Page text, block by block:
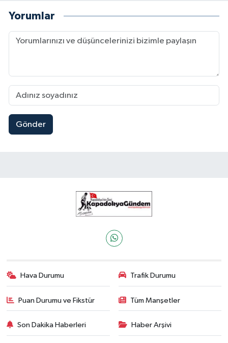
Yorumlar
Gönder
Hava Durumu Trafik Durumu
Puan Durumu ve Fikstür Tüm Manşetler
Son Dakika Haberleri Haber Arşivi